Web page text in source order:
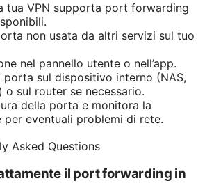
tua VPN supporta port forwarding
non usata da altri servizi sul tuo
nel pannello utente o nell’app.
porta sul dispositivo interno (NAS,
o sul router se necessario.
della porta e monitora la
per eventuali problemi di rete.
Asked Questions
il port forwarding in